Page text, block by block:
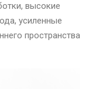
высокие
усиленные
пространства